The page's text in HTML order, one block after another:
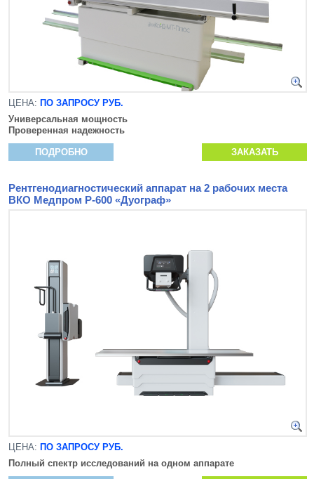
ЦЕНА: ПО ЗАПРОСУ РУБ.
Универсальная мощность
Проверенная надежность
ПОДРОБНО ЗАКАЗАТЬ
Рентгенодиагностический аппарат на 2 рабочих места
ВКО Медпром Р-600 «Дуограф»
ЦЕНА: ПО ЗАПРОСУ РУБ.
Полный спектр исследований на одном аппарате